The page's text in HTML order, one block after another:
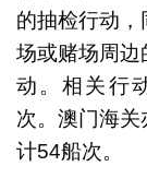
的抽检行动
场或赌场周
动。相关行
次。澳门海
计54船次。